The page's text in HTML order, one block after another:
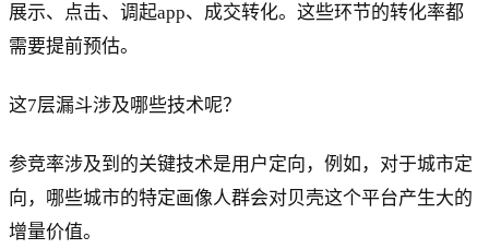
展示、点击、调起app、成交转化。这些环节的转化率都
需要提前预估。
这7层漏斗涉及哪些技术呢？
参竞率涉及到的关键技术是用户定向，例如，对于城市定
向，哪些城市的特定画像人群会对贝壳这个平台产生大的
增量价值。